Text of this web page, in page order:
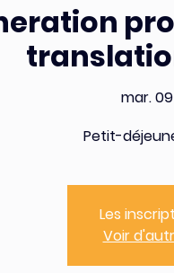
mar.
Petit-
Les
Voir